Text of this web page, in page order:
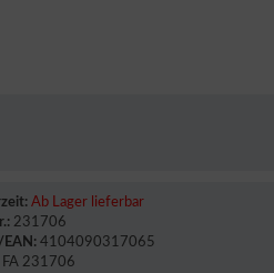
Ab Lager lieferbar
231706
4104090317065
FA 231706